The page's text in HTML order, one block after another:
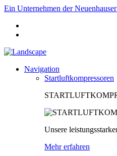
Ein Unternehmen der
Navigation
Startluftkompressoren
Unsere
Mehr erfahren